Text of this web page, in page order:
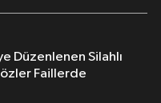
Faillerde